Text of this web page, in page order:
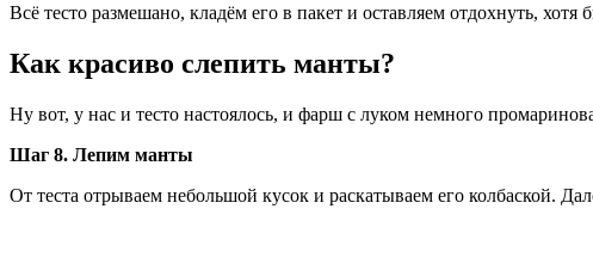
Всё тесто размешано, кладём его в пакет и оставляем отдохнуть, хотя
Как красиво слепить манты?
Ну вот, у нас и тесто настоялось, и фарш с луком немного
Шаг 8. Лепим манты
От теста отрываем небольшой кусок и раскатываем его колбаской.